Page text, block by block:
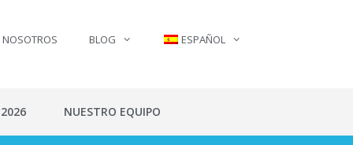
NOSOTROS BLOG ESPAÑOL
NUESTRO EQUIPO